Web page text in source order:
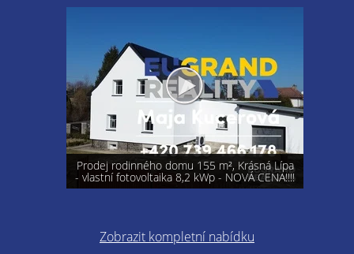
Prodej rodinného domu 155 m², Krásná Lípa
- vlastní fotovoltaika 8,2 kWp - NOVÁ CENA!!!!
Zobrazit kompletní nabídku